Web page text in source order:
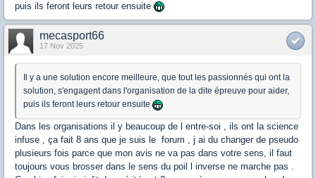
puis ils feront leurs retour ensuite
mecasport66
17 Nov 2025
Il y a une solution encore meilleure, que tout les passionnés qui ont la
solution, s'engagent dans l'organisation de la dite épreuve pour aider,
puis ils feront leurs retour ensuite
Dans les organisations il y beaucoup de l entre-soi , ils ont la science
infuse , ça fait 8 ans que je suis le forum , j ai du changer de pseudo
plusieurs fois parce que mon avis ne va pas dans votre sens, il faut
toujours vous brosser dans le sens du poil l inverse ne marche pas .